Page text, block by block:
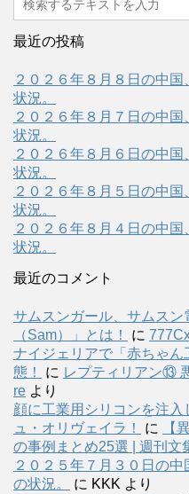
最近の投稿
２０２６年８月８日の中
状況。
２０２６年８月７日の中
状況。
２０２６年８月６日の中
状況。
２０２６年８月５日の中
状況。
２０２６年８月４日の中
状況。
最近のコメント
サムスンガール、サムスン
（Sam）」とは！
に
ナイジェリアで「赤ちゃ
態！
に レプティリアン⑬
re より
顔に工業用シリコンを注
ュ・オリヴェイラ！
に
【
の事例まとめ25選 | 週刊文
２０２５年７月３０日の
の状況。
に KKK より